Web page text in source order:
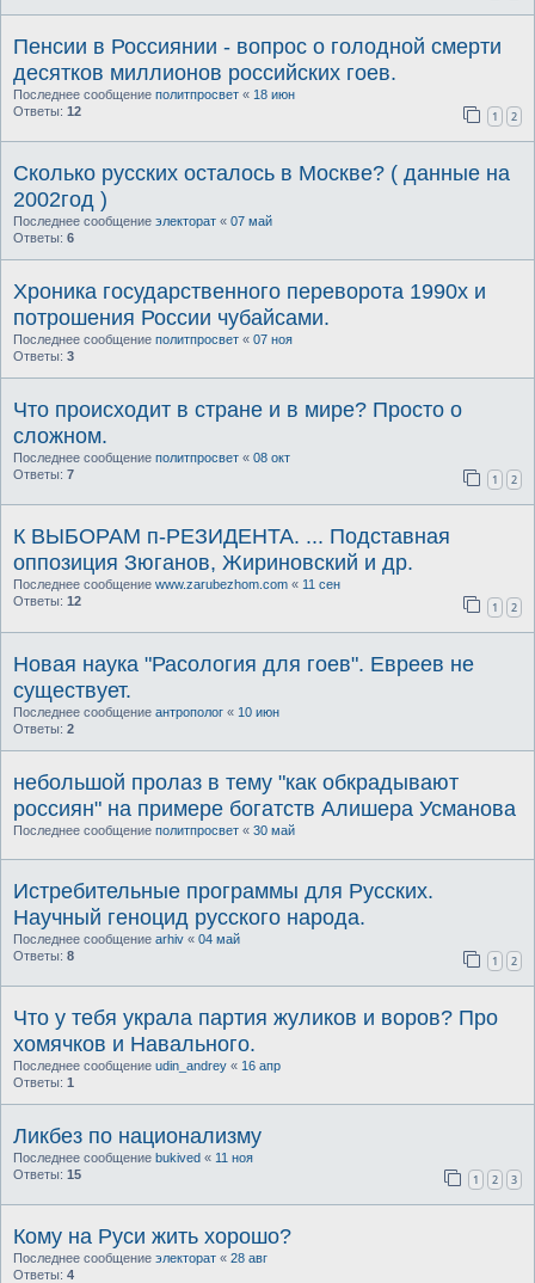
Пенсии в Россиянии - вопрос о голодной смерти
десятков миллионов российских гоев.
Последнее сообщение политпросвет « 18 июн
Ответы: 12 1 2
Сколько русских осталось в Москве? ( данные на
2002год )
Последнее сообщение электорат « 07 май
Ответы: 6
Хроника государственного переворота 1990х и
потрошения России чубайсами.
Последнее сообщение политпросвет « 07 ноя
Ответы: 3
Что происходит в стране и в мире? Просто о
сложном.
Последнее сообщение политпросвет « 08 окт
Ответы: 7 1 2
К ВЫБОРАМ п-РЕЗИДЕНТА. ... Подставная
оппозиция Зюганов, Жириновский и др.
Последнее сообщение www.zarubezhom.com « 11 сен
Ответы: 12 1 2
Новая наука "Расология для гоев". Евреев не
существует.
Последнее сообщение антрополог « 10 июн
Ответы: 2
небольшой пролаз в тему "как обкрадывают
россиян" на примере богатств Алишера Усманова
Последнее сообщение политпросвет « 30 май
Истребительные программы для Русских.
Научный геноцид русского народа.
Последнее сообщение arhiv « 04 май
Ответы: 8 1 2
Что у тебя украла партия жуликов и воров? Про
хомячков и Навального.
Последнее сообщение udin_andrey « 16 апр
Ответы: 1
Ликбез по национализму
Последнее сообщение bukived « 11 ноя
Ответы: 15 1 2 3
Кому на Руси жить хорошо?
Последнее сообщение электорат « 28 авг
Ответы: 4